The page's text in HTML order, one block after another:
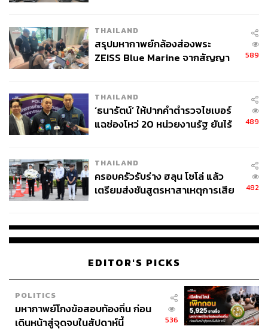
THAILAND
สรุปมหากาพย์กล้องส่องพระ
ZEISS Blue Marine จากสัญญา
จ่ายหนี้-แอบระบุแบรนด์
589
THAILAND
‘ธนารัตน์’ ให้ปากคำตำรวจไซเบอร์
แฉช่องโหว่ 20 หน่วยงานรัฐ ยันไร้
489
THAILAND
ครอบครัวรับร่าง ฮลุน โซโล่ แล้ว
เตรียมส่งชันสูตรหาสาเหตุการเสีย
482
EDITOR'S PICKS
POLITICS
มหากาพย์โกงข้อสอบท้องถิ่น ก่อน
เดินหน้าสู่จุดจบในสัปดาห์นี้
536